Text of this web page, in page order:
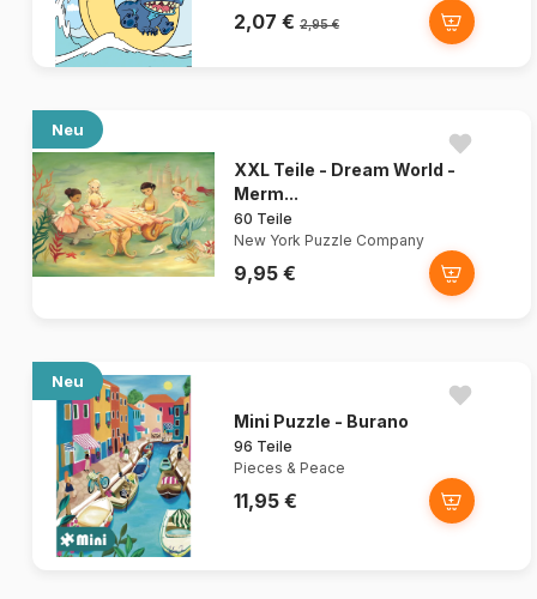
2,07 € 2,95 €
Neu
XXL Teile - Dream World -
Merm...
60 Teile
New York Puzzle Company
9,95 €
Neu
Mini Puzzle - Burano
96 Teile
Pieces & Peace
11,95 €